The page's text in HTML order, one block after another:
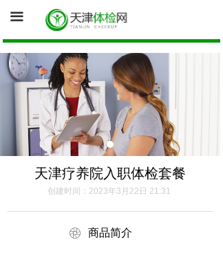
끀
首页
询底价（医院体检中心为您报价）
促销体检卡
体检资讯
健康证体检
天津疗养院入职体检套餐
商品简介
创建时间： 2023年3月22日 21:31
ꁵ